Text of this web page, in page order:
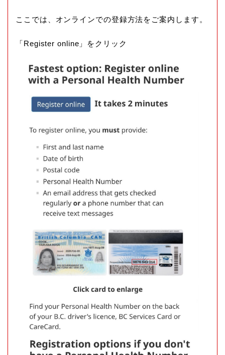
ここでは、オンラインでの登録方法をご案内します。
「Register online」をクリック